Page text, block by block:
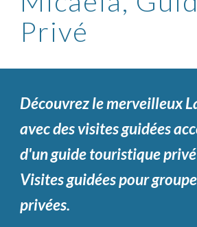
Privé
Découvrez le merveilleux
avec des visites guidées
d'un guide touristique
Visites guidées pour
privées.